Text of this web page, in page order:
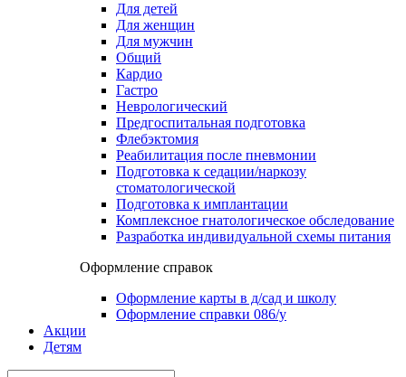
Для детей
Для женщин
Для мужчин
Общий
Кардио
Гастро
Неврологический
Предгоспитальная подготовка
Флебэктомия
Реабилитация после пневмонии
Подготовка к седации/наркозу
стоматологической
Подготовка к имплантации
Комплексное гнатологическое обследование
Разработка индивидуальной схемы питания
Оформление справок
Оформление карты в д/сад и школу
Оформление справки 086/у
Акции
Детям